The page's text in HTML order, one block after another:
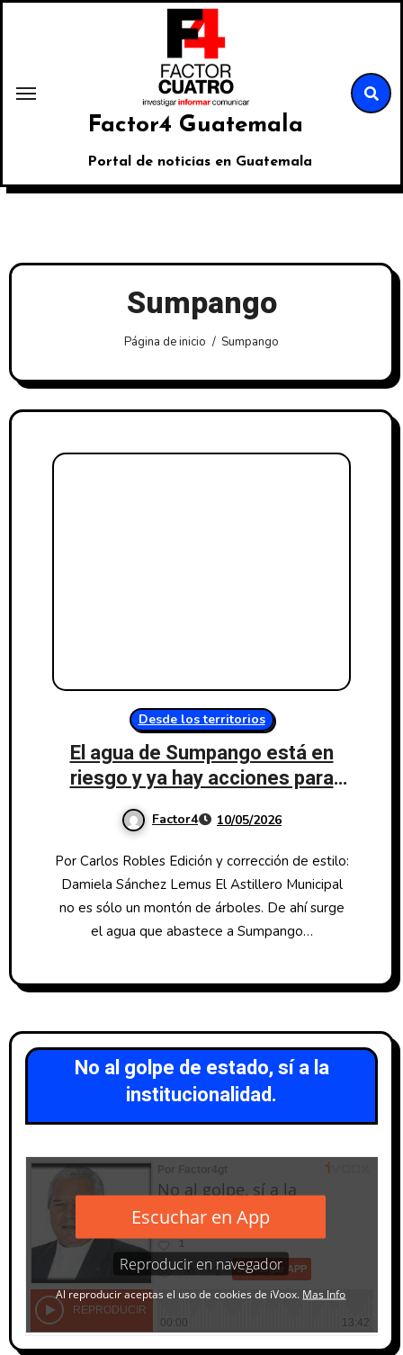
Factor4 Guatemala
Portal de noticias en Guatemala
Sumpango
Página de inicio Sumpango
Desde los territorios
El agua de Sumpango está en
riesgo y ya hay acciones para
recuperar el pulmón natural de
Sacatepéquez
Factor4 10/05/2026
Por Carlos Robles Edición y corrección de estilo:
Damiela Sánchez Lemus El Astillero Municipal
no es sólo un montón de árboles. De ahí surge
el agua que abastece a Sumpango…
No al golpe de estado, sí a la
institucionalidad.